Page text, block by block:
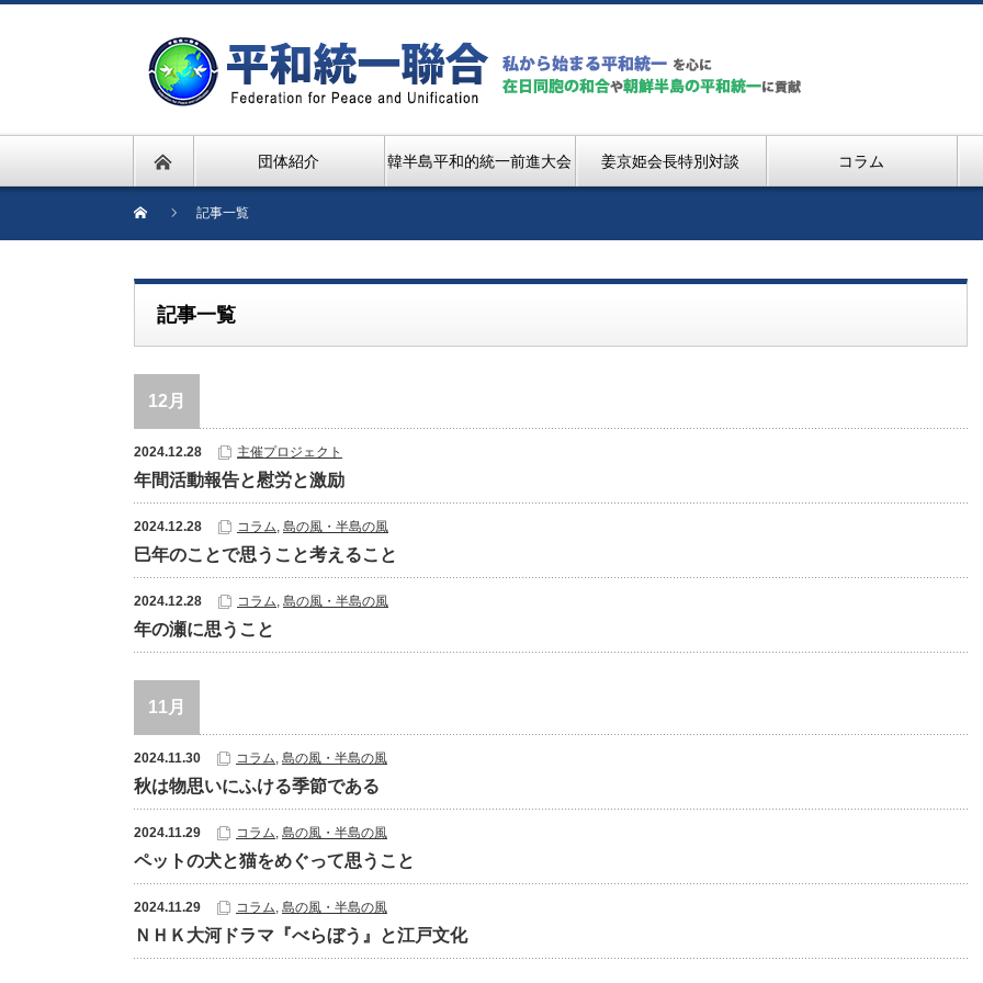
団体紹介 韓半島平和的統一前進大会 姜京姫会長特別対談 コラム
記事一覧
記事一覧
12月
2024.12.28 主催プロジェクト
年間活動報告と慰労と激励
2024.12.28 コラム, 島の風・半島の風
巳年のことで思うこと考えること
2024.12.28 コラム, 島の風・半島の風
年の瀬に思うこと
11月
2024.11.30 コラム, 島の風・半島の風
秋は物思いにふける季節である
2024.11.29 コラム, 島の風・半島の風
ペットの犬と猫をめぐって思うこと
2024.11.29 コラム, 島の風・半島の風
ＮＨＫ大河ドラマ『べらぼう』と江戸文化